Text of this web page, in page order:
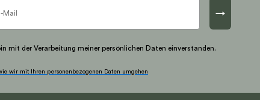
→
mit der Verarbeitung meiner persönlichen Daten einverstanden.
wir mit Ihren personenbezogenen Daten umgehen